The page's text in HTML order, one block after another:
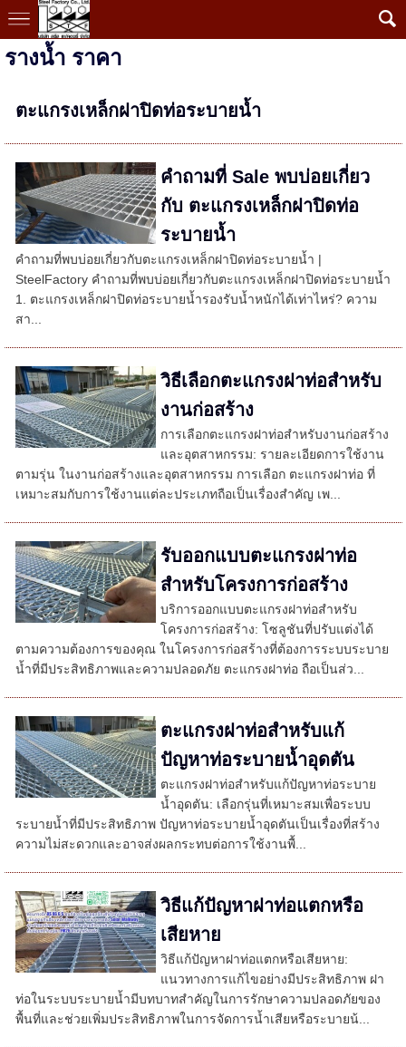
รางน้ำ ราคา
ตะแกรงเหล็กฝาปิดท่อระบายน้ำ
คำถามที่ Sale พบบ่อยเกี่ยว
กับ ตะแกรงเหล็กฝาปิดท่อ
ระบายน้ำ
คำถามที่พบบ่อยเกี่ยวกับตะแกรงเหล็กฝาปิดท่อระบายน้ำ |
SteelFactory คำถามที่พบบ่อยเกี่ยวกับตะแกรงเหล็กฝาปิดท่อระบายน้ำ
1. ตะแกรงเหล็กฝาปิดท่อระบายน้ำรองรับน้ำหนักได้เท่าไหร่? ความ
สา...
วิธีเลือกตะแกรงฝาท่อสำหรับ
งานก่อสร้าง
การเลือกตะแกรงฝาท่อสำหรับงานก่อสร้าง
และอุตสาหกรรม: รายละเอียดการใช้งาน
ตามรุ่น ในงานก่อสร้างและอุตสาหกรรม การเลือก ตะแกรงฝาท่อ ที่
เหมาะสมกับการใช้งานแต่ละประเภทถือเป็นเรื่องสำคัญ เพ...
รับออกแบบตะแกรงฝาท่อ
สำหรับโครงการก่อสร้าง
บริการออกแบบตะแกรงฝาท่อสำหรับ
โครงการก่อสร้าง: โซลูชันที่ปรับแต่งได้
ตามความต้องการของคุณ ในโครงการก่อสร้างที่ต้องการระบบระบาย
น้ำที่มีประสิทธิภาพและความปลอดภัย ตะแกรงฝาท่อ ถือเป็นส่ว...
ตะแกรงฝาท่อสำหรับแก้
ปัญหาท่อระบายน้ำอุดตัน
ตะแกรงฝาท่อสำหรับแก้ปัญหาท่อระบาย
น้ำอุดตัน: เลือกรุ่นที่เหมาะสมเพื่อระบบ
ระบายน้ำที่มีประสิทธิภาพ ปัญหาท่อระบายน้ำอุดตันเป็นเรื่องที่สร้าง
ความไม่สะดวกและอาจส่งผลกระทบต่อการใช้งานพื้...
วิธีแก้ปัญหาฝาท่อแตกหรือ
เสียหาย
วิธีแก้ปัญหาฝาท่อแตกหรือเสียหาย:
แนวทางการแก้ไขอย่างมีประสิทธิภาพ ฝา
ท่อในระบบระบายน้ำมีบทบาทสำคัญในการรักษาความปลอดภัยของ
พื้นที่และช่วยเพิ่มประสิทธิภาพในการจัดการน้ำเสียหรือระบายน้...